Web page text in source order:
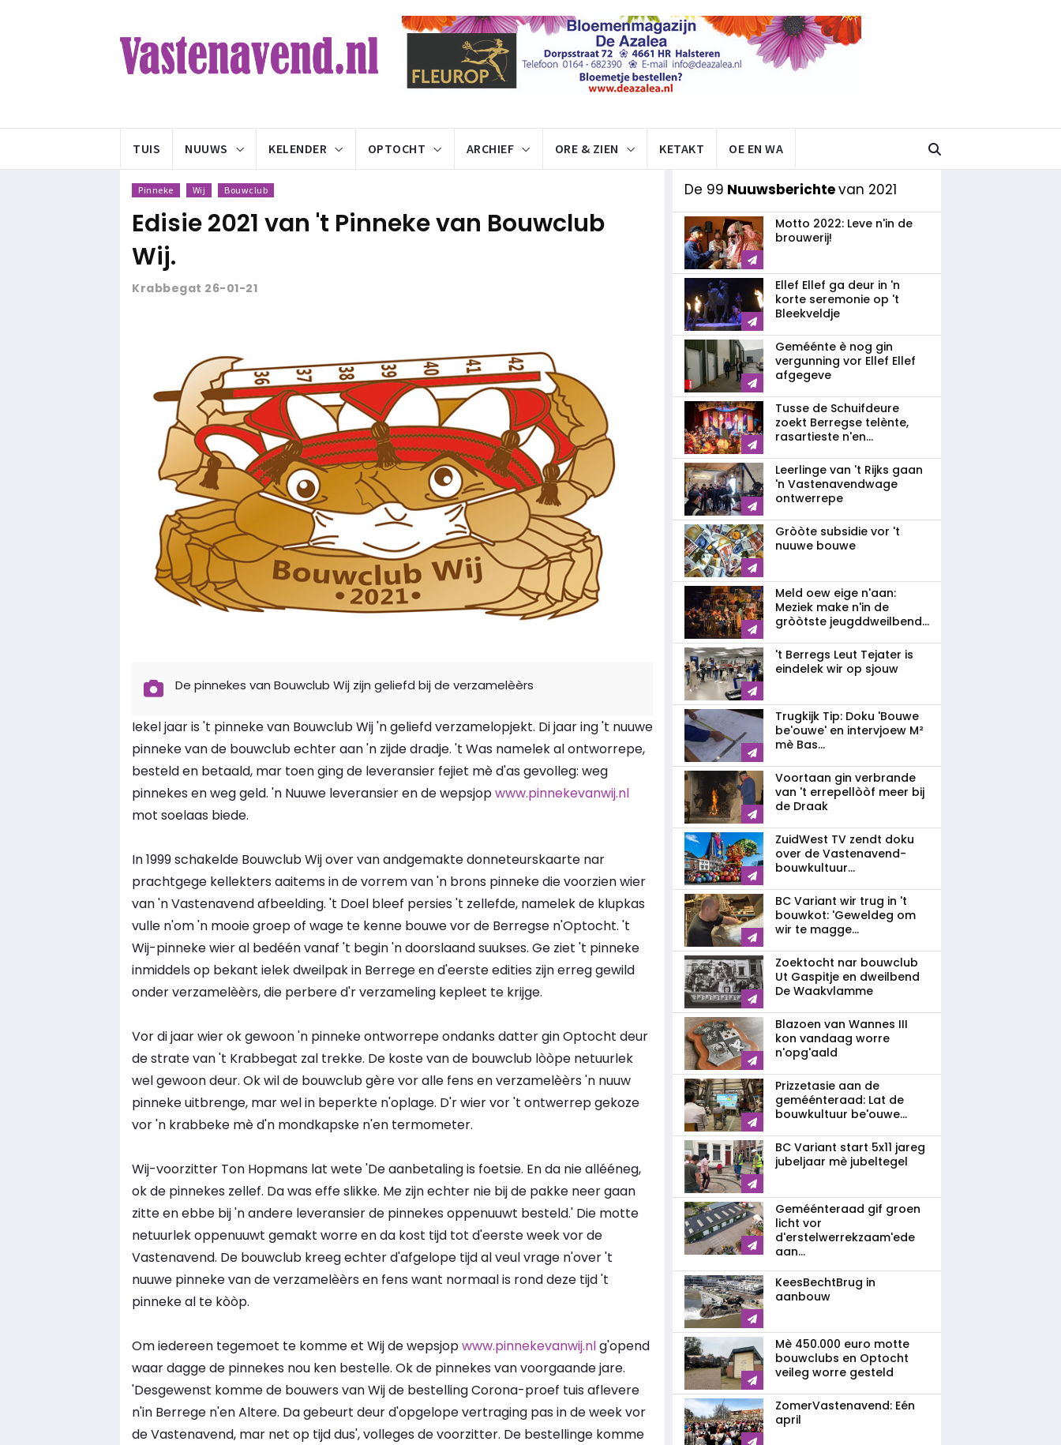
TUIS NUUWS KELENDER OPTOCHT ARCHIEF ORE & ZIEN KETAKT OE EN WA
Pinneke Wij Bouwclub
Edisie 2021 van 't Pinneke van Bouwclub
Wij.
Krabbegat 26-01-21
De pinnekes van Bouwclub Wij zijn geliefd bij de verzamelèèrs
Iekel jaar is 't pinneke van Bouwclub Wij 'n geliefd verzamelopjekt. Di jaar ing 't nuuwe
pinneke van de bouwclub echter aan 'n zijde dradje. 't Was namelek al ontworrepe,
besteld en betaald, mar toen ging de leveransier fejiet mè d'as gevolleg: weg
pinnekes en weg geld. 'n Nuuwe leveransier en de wepsjopwww.pinnekevanwij.nl
mot soelaas biede.
In 1999 schakelde Bouwclub Wij over van andgemakte donneteurskaarte nar
prachtgege kellekters aaitems in de vorrem van 'n brons pinneke die voorzien wier
van 'n Vastenavend afbeelding. 't Doel bleef persies 't zellefde, namelek de klupkas
vulle n'om 'n mooie groep of wage te kenne bouwe vor de Berregse n'Optocht. 't
Wij-pinneke wier al bedéén vanaf 't begin 'n doorslaand suukses. Ge ziet 't pinneke
inmiddels op bekant ielek dweilpak in Berrege en d'eerste edities zijn erreg gewild
onder verzamelèèrs, die perbere d'r verzameling kepleet te krijge.
Vor di jaar wier ok gewoon 'n pinneke ontworrepe ondanks datter gin Optocht deur
de strate van 't Krabbegat zal trekke. De koste van de bouwclub lòòpe netuurlek
wel gewoon deur. Ok wil de bouwclub gère vor alle fens en verzamelèèrs 'n nuuw
pinneke uitbrenge, mar wel in beperkte n'oplage. D'r wier vor 't ontwerrep gekoze
vor 'n krabbeke mè d'n mondkapske n'en termometer.
Wij-voorzitter Ton Hopmans lat wete 'De aanbetaling is foetsie. En da nie allééneg,
ok de pinnekes zellef. Da was effe slikke. Me zijn echter nie bij de pakke neer gaan
zitte en ebbe bij 'n andere leveransier de pinnekes oppenuuwt besteld.' Die motte
netuurlek oppenuuwt gemakt worre en da kost tijd tot d'eerste week vor de
Vastenavend. De bouwclub kreeg echter d'afgelope tijd al veul vrage n'over 't
nuuwe pinneke van de verzamelèèrs en fens want normaal is rond deze tijd 't
pinneke al te kòòp.
Om iedereen tegemoet te komme et Wij de wepsjopwww.pinnekevanwij.nlg'opend
waar dagge de pinnekes nou ken bestelle. Ok de pinnekes van voorgaande jare.
'Desgewenst komme de bouwers van Wij de bestelling Corona-proef tuis aflevere
n'in Berrege n'en Altere. Da gebeurt deur d'opgelope vertraging pas in de week vor
de Vastenavend, mar net op tijd dus', volleges de voorzitter. De bestellinge komme
De 99 Nuuwsberichtevan 2021
Motto 2022: Leve n'in de
brouwerij!
Ellef Ellef ga deur in 'n
korte seremonie op 't
Bleekveldje
Geméénte è nog gin
vergunning vor Ellef Ellef
afgegeve
Tusse de Schuifdeure
zoekt Berregse telènte,
rasartieste n'en...
Leerlinge van 't Rijks gaan
'n Vastenavendwage
ontwerrepe
Gròòte subsidie vor 't
nuuwe bouwe
Meld oew eige n'aan:
Meziek make n'in de
gròòtste jeugddweilbend...
't Berregs Leut Tejater is
eindelek wir op sjouw
Trugkijk Tip: Doku 'Bouwe
be'ouwe' en intervjoew M²
mè Bas...
Voortaan gin verbrande
van 't errepellòòf meer bij
de Draak
ZuidWest TV zendt doku
over de Vastenavend­
bouwkultuur...
BC Variant wir trug in 't
bouwkot: 'Geweldeg om
wir te magge...
Zoektocht nar bouwclub
Ut Gaspitje en dweilbend
De Waakvlamme
Blazoen van Wannes III
kon vandaag worre
n'opg'aald
Prizzetasie aan de
geméénteraad: Lat de
bouwkultuur be'ouwe...
BC Variant start 5x11 jareg
jubeljaar mè jubeltegel
Geméénteraad gif groen
licht vor
d'erstelwerrekzaam'ede
aan...
KeesBechtBrug in
aanbouw
Mè 450.000 euro motte
bouwclubs en Optocht
veileg worre gesteld
ZomerVastenavend: Eén
april